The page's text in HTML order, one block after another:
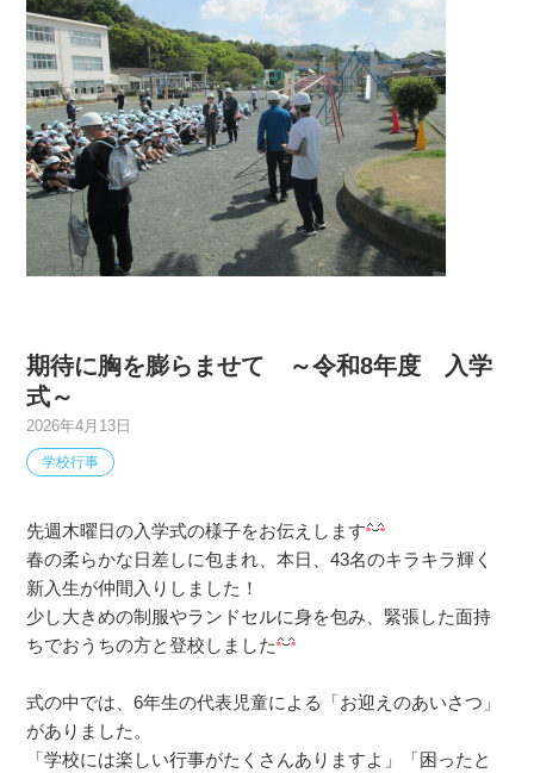
期待に胸を膨らませて ～令和8年度 入学
式～
2026年4月13日
学校行事
先週木曜日の入学式の様子をお伝えします
春の柔らかな日差しに包まれ、本日、43名のキラキラ輝く
新入生が仲間入りしました！
少し大きめの制服やランドセルに身を包み、緊張した面持
ちでおうちの方と登校しました
式の中では、6年生の代表児童による「お迎えのあいさつ」
がありました。
「学校には楽しい行事がたくさんありますよ」「困ったと